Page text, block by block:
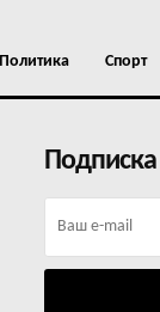
Политика Спорт
Подписка